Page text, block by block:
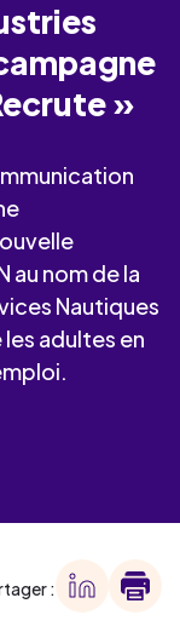
»
au nom de la
Nautiques
adultes en
: